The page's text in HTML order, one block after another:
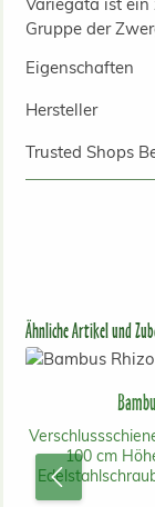
Gruppe der
Eigenschaften
Hersteller
Trusted Shops
Produktgalerie
Ähnliche Artikel und
100 cm
Sperre an den